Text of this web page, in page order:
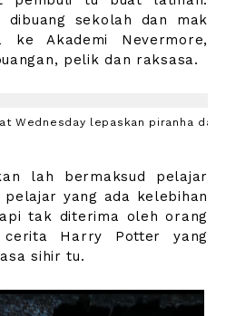
dibuang sekolah dan mak
Akademi Nevermore,
pelik dan raksasa.
Wednesday lepaskan piranha
lah bermaksud pelajar
yang ada kelebihan
tak diterima oleh orang
cerita Harry Potter yang
sihir tu.